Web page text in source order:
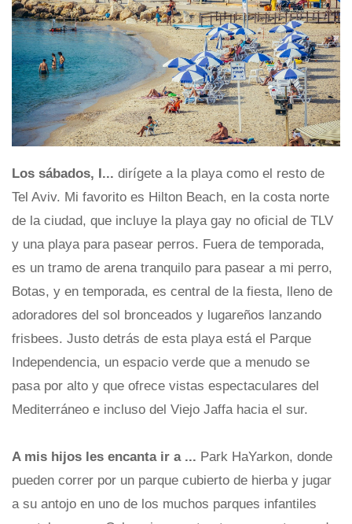
Los sábados, I... dirígete a la playa como el resto de
Tel Aviv. Mi favorito es Hilton Beach, en la costa norte
de la ciudad, que incluye la playa gay no oficial de TLV
y una playa para pasear perros. Fuera de temporada,
es un tramo de arena tranquilo para pasear a mi perro,
Botas, y en temporada, es central de la fiesta, lleno de
adoradores del sol bronceados y lugareños lanzando
frisbees. Justo detrás de esta playa está el Parque
Independencia, un espacio verde que a menudo se
pasa por alto y que ofrece vistas espectaculares del
Mediterráneo e incluso del Viejo Jaffa hacia el sur.
A mis hijos les encanta ir a ... Park HaYarkon, donde
pueden correr por un parque cubierto de hierba y jugar
a su antojo en uno de los muchos parques infantiles